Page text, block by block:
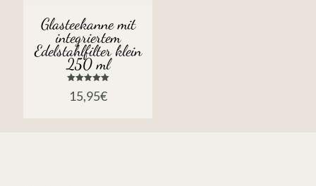
Glasteekanne mit
integriertem
Edelstahlfilter klein
250 ml
mit
5.00
15,95€